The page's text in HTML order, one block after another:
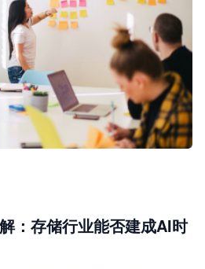
：存储行业能否建成AI时